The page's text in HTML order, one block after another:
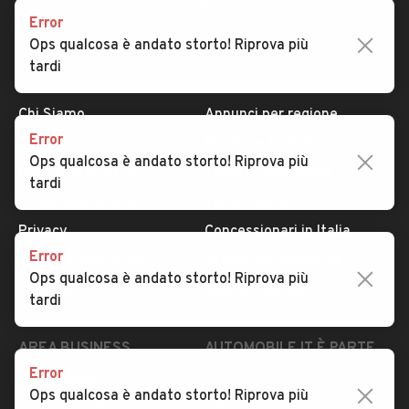
Chi Siamo
Serve aiuto?
Dati identificativi
Privacy
Impostazioni Privacy
Security
Annunci per regione
Tutte le auto usate
Concessionari in Italia
Valutazione auto
AREA BUSINESS
Registrazione
concessionario
AUTOMOBILE.IT È PARTE
subito.it
Error
Ops qualcosa è andato storto! Riprova più
tardi
Error
Ops qualcosa è andato storto! Riprova più
tardi
Error
Ops qualcosa è andato storto! Riprova più
tardi
Error
Ops qualcosa è andato storto! Riprova più